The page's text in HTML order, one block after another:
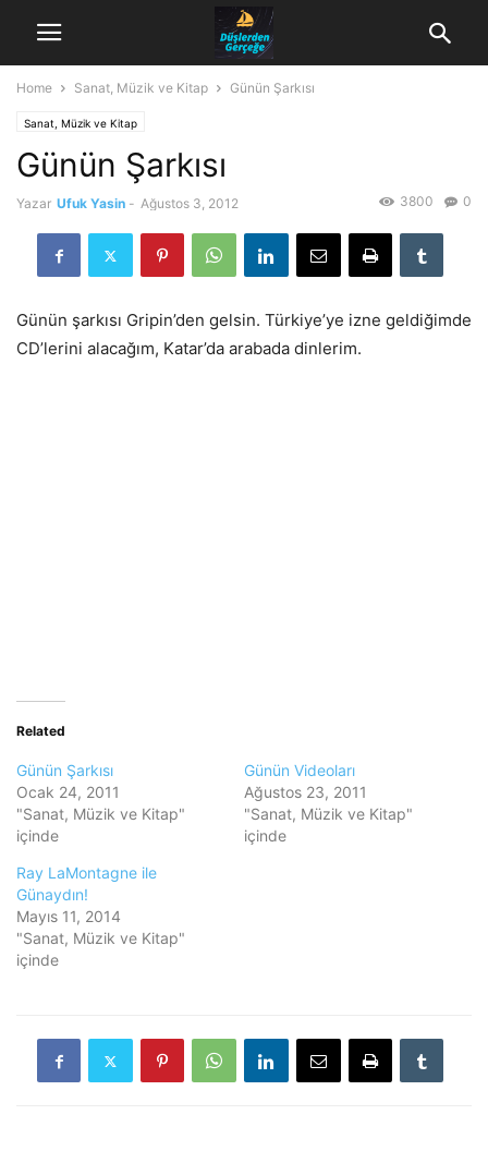
Home Sanat, Müzik ve Kitap Günün Şarkısı
Sanat, Müzik ve Kitap
Günün Şarkısı
Yazar Ufuk Yasin - Ağustos 3, 2012 0
3800
Günün şarkısı Gripin’den gelsin. Türkiye’ye izne geldiğimde
CD’lerini alacağım, Katar’da arabada dinlerim.
Related
Günün Şarkısı
Ocak 24, 2011
"Sanat, Müzik ve Kitap"
içinde
Günün Videoları
Ağustos 23, 2011
"Sanat, Müzik ve Kitap"
içinde
Ray LaMontagne ile
Günaydın!
Mayıs 11, 2014
"Sanat, Müzik ve Kitap"
içinde